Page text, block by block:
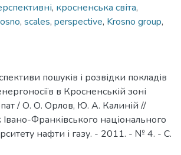
, кросненська світа,
, scales, perspective, Krosno group,
пошуків і розвідки покладів
в Кросненській зоні
/ О. О. Орлов, Ю. А. Калиній //
Франківського національного
нафти і газу. - 2011. - № 4. - С.